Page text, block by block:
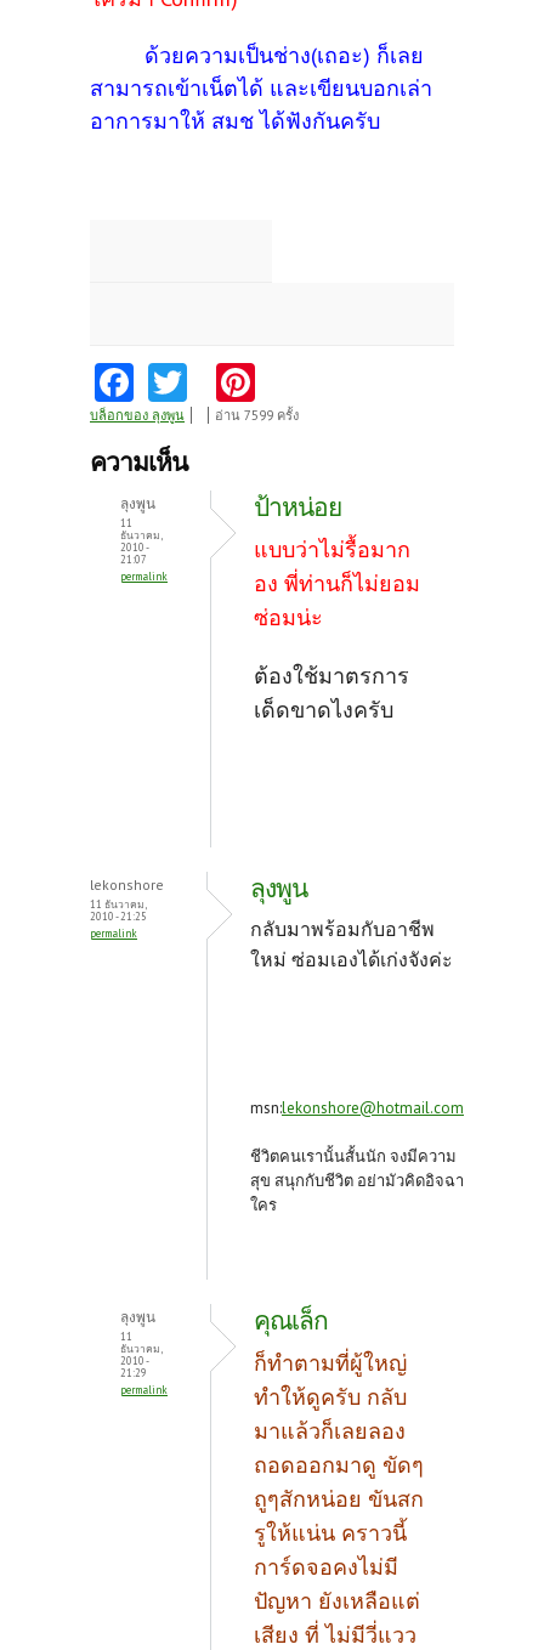
ด้วยความเป็นช่าง(เถอะ) ก็เลย
สามารถเข้าเน็ตได้ และเขียนบอกเล่า
อาการมาให้ สมช ได้ฟังกันครับ
Fa
ce
b
o
o
k
w
itt
er
nt
es
t
บล็อกของ ลุงพูน อ่าน 7599 ครั้ง
ความเห็น
ลุงพูน
11
ธันวาคม,
2010 -
21:07
permalink
ป้าหน่อย
แบบว่าไม่รื้อมาก
อง พี่ท่านก็ไม่ยอม
ซ่อมน่ะ
ต้องใช้มาตรการ
เด็ดขาดไงครับ
lekonshore
11 ธันวาคม,
2010 - 21:25
permalink
ลุงพูน
กลับมาพร้อมกับอาชีพ
ใหม่ ซ่อมเองได้เก่งจังค่ะ
msn:lekonshore@hotmail.com
ชีวิตคนเรานั้นสั้นนัก จงมีความ
สุข สนุกกับชีวิต อย่ามัวคิดอิจฉา
ใคร
ลุงพูน
11
ธันวาคม,
2010 -
21:29
permalink
คุณเล็ก
ก็ทำตามที่ผู้ใหญ่
ทำให้ดูครับ กลับ
มาแล้วก็เลยลอง
ถอดออกมาดู ขัดๆ
ถูๆสักหน่อย ขันสก
รูให้แน่น คราวนี้
การ์ดจอคงไม่มี
ปัญหา ยังเหลือแต่
เสียง ที่ ไม่มีวี่แวว